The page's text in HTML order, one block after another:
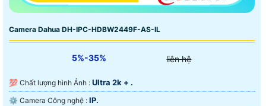
Camera Dahua DH-IPC-HDBW2449F-AS-IL
5%-35% liên hệ
💯 Chất lượng hình Ảnh : Ultra 2k + .
⚙ Camera Công nghệ : IP.